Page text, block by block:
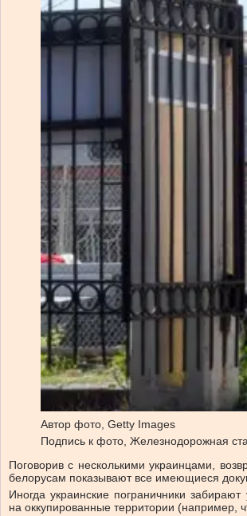
Автор фото, Getty Images
Подпись к фото, Железнодорожная
Поговорив с несколькими украинцами,
белорусам показывают все имеющиеся
Иногда украинские пограничники
на оккупированные территории (например,